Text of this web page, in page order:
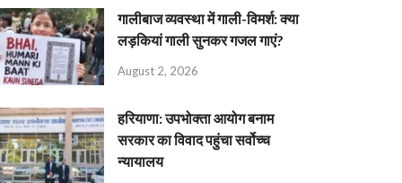
गालीबाज व्‍यवस्‍था में गाली-विमर्श: क्या
लड़कियां गाली सुनकर गजल गाएं?
August 2, 2026
हरियाणा: उपभोक्ता आयोग बनाम
सरकार का विवाद पहुंचा सर्वोच्च
न्यायालय